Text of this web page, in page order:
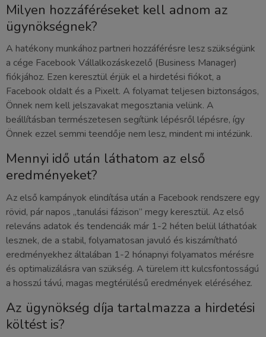
Milyen hozzáféréseket kell adnom az
ügynökségnek?
A hatékony munkához partneri hozzáférésre lesz szükségünk
a cége Facebook Vállalkozáskezelő (Business Manager)
fiókjához. Ezen keresztül érjük el a hirdetési fiókot, a
Facebook oldalt és a Pixelt. A folyamat teljesen biztonságos,
Önnek nem kell jelszavakat megosztania velünk. A
beállításban természetesen segítünk lépésről lépésre, így
Önnek ezzel semmi teendője nem lesz, mindent mi intézünk.
Mennyi idő után láthatom az első
eredményeket?
Az első kampányok elindítása után a Facebook rendszere egy
rövid, pár napos „tanulási fázison” megy keresztül. Az első
releváns adatok és tendenciák már 1-2 héten belül láthatóak
lesznek, de a stabil, folyamatosan javuló és kiszámítható
eredményekhez általában 1-2 hónapnyi folyamatos mérésre
és optimalizálásra van szükség. A türelem itt kulcsfontosságú
a hosszú távú, magas megtérülésű eredmények eléréséhez.
Az ügynökség díja tartalmazza a hirdetési
költést is?